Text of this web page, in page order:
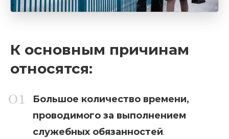
К основным причинам
относятся:
Большое количество времени,
проводимого за выполнением
служебных обязанностей.